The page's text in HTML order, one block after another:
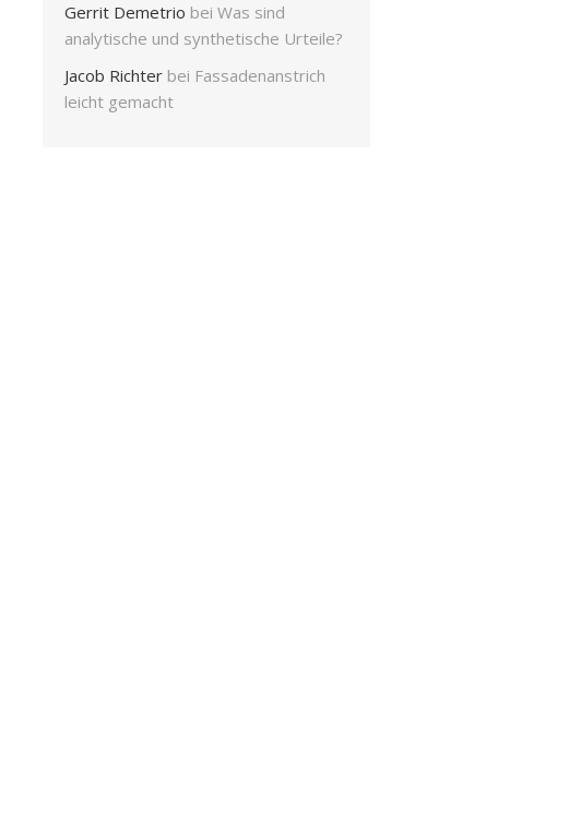
Gerrit Demetrio bei Was sind
analytische und synthetische Urteile?
Jacob Richter bei Fassadenanstrich
leicht gemacht